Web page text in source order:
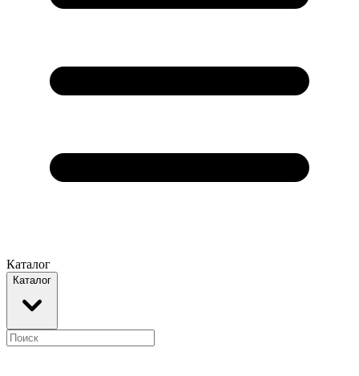
Каталог
Каталог